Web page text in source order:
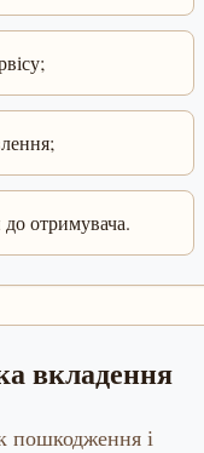
до отримувача.
вкладення
пошкодження і